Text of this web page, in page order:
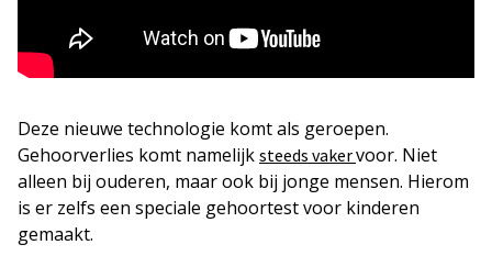
Deze nieuwe technologie komt als geroepen.
Gehoorverlies komt namelijk steeds vakervoor. Niet
alleen bij ouderen, maar ook bij jonge mensen. Hierom
is er zelfs een speciale gehoortest voor kinderen
gemaakt.